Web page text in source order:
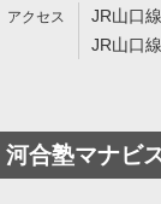
JR山口
JR山口
河合塾マナビ